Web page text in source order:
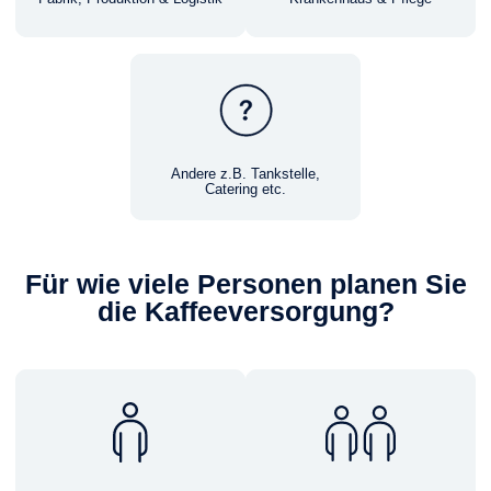
Andere z.B. Tankstelle,
Catering etc.
Für wie viele Personen planen Sie
die Kaffeeversorgung?